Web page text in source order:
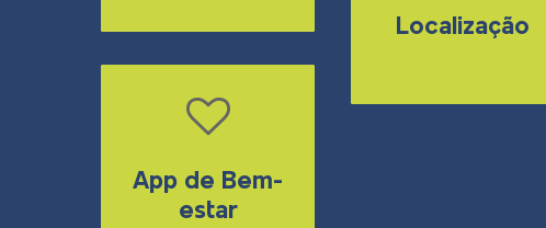
Localização
App de Bem-
estar